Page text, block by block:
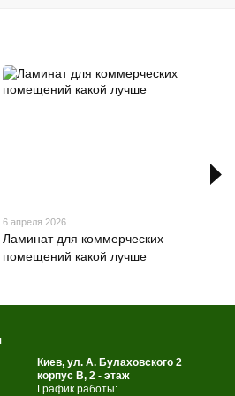
6 апреля 2026
Ламинат для коммерческих
помещений какой лучше
Киев, ул. А. Булаховского 2
корпус B, 2 - этаж
График работы: